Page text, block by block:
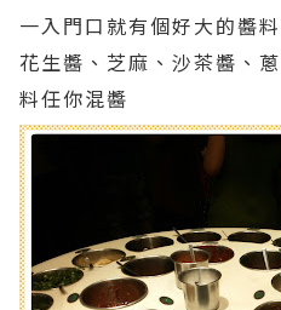
一入門口就有個好大的醬
花生醬、芝麻、沙茶醬、
料任你混醬